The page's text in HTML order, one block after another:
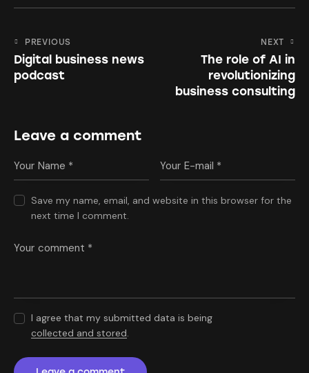
PREVIOUS
Digital business news
podcast
NEXT
The role of AI in
revolutionizing
business consulting
Leave a comment
Save my name, email, and website in this browser for the
next time I comment.
I agree that my submitted data is being
collected and stored.